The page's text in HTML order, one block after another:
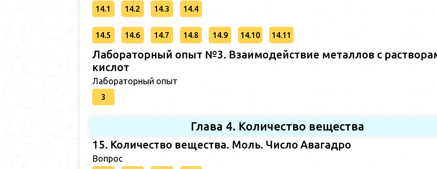
14.1 14.2 14.3 14.4
14.5 14.6 14.7 14.8 14.9 14.10 14.11
Лабораторный опыт №3. Взаимодействие металлов с
кислот
Лабораторный опыт
3
Глава 4. Количество вещества
15. Количество вещества. Моль. Число Авагадро
Вопрос